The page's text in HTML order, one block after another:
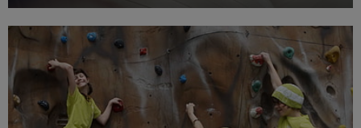
München
02.09.26
Schnupperkletterkurs indoor